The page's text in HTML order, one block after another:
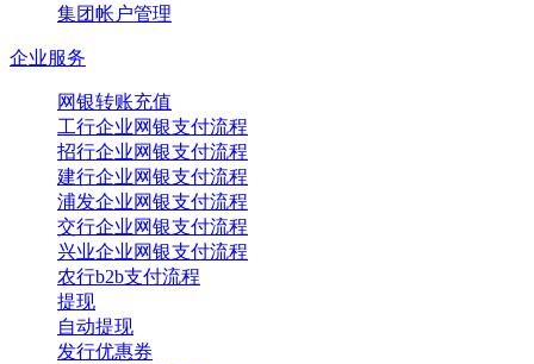
集团帐户管理
企业服务
网银转账充值
工行企业网银支付流程
招行企业网银支付流程
建行企业网银支付流程
浦发企业网银支付流程
交行企业网银支付流程
兴业企业网银支付流程
农行b2b支付流程
提现
自动提现
发行优惠券